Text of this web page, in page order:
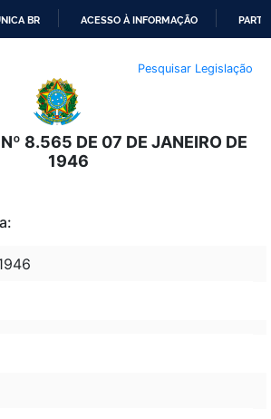
O
CONTEÚDO
BR ACESSO À INFORMAÇÃO
Pesquisar Legislação
8.565 DE 07 DE JANEIRO DE
1946